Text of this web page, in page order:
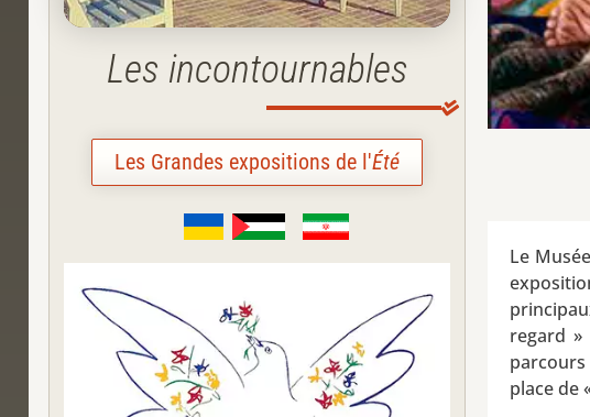
Les incontournables
Les Grandes expositions de l'Été
Le
regard »
place de